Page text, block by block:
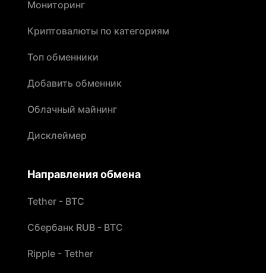
Мониторинг
Криптовалюты по категориям
Топ обменники
Добавить обменник
Облачный майнинг
Дисклеймер
Направления обмена
Tether - BTC
Сбербанк RUB - BTC
Ripple - Tether